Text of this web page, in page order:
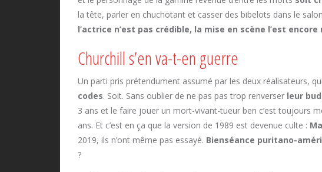
la tête, parler en chuchotant et casser des bibelots dans le
l’actrice n’est pas crédible, la mise en scène l’est encore
Churchill s’en va-t-en guerre
Un parti pris prétendument assumé par les deux réalisateurs, qui
codes. Soit. Sans oublier de ne pas pas trop renverser leur
3 ans et le faire jouer un mort-vivant-tueur ben c’est toujours
ans. Et c’est en ça que la version de 1989 est devenue culte :
2019, ils n’ont même pas essayé. Bienséance puritano-
?